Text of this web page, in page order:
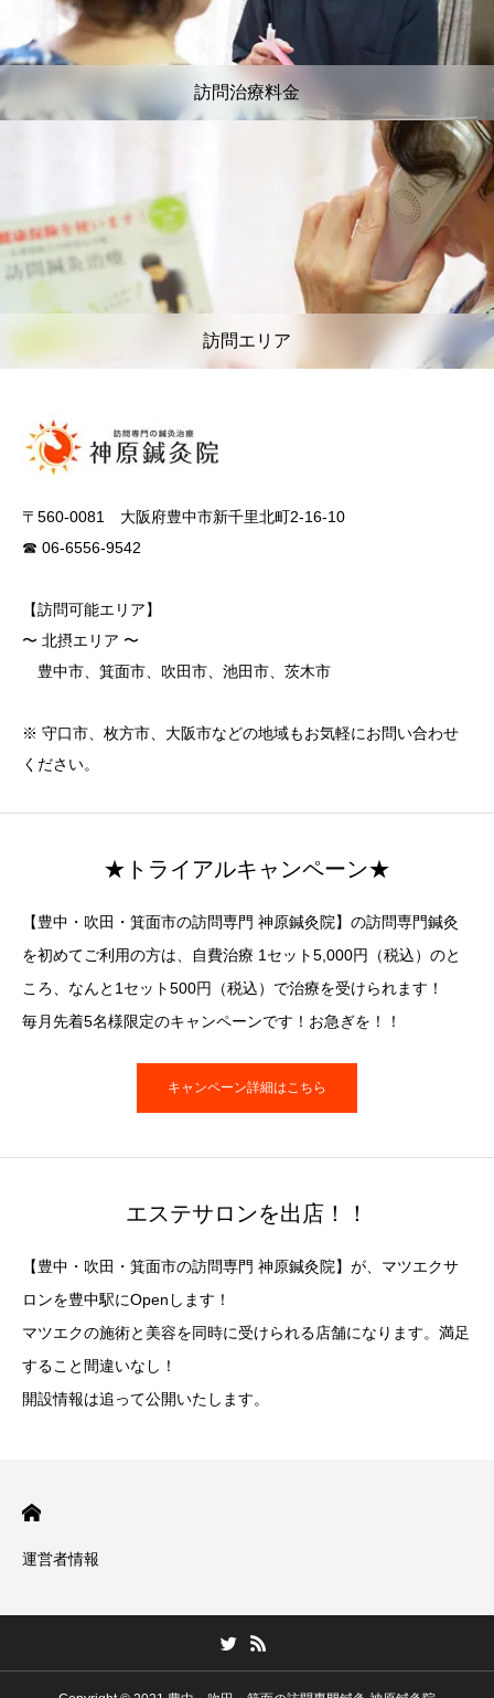
訪問治療料金
訪問エリア
〒560-0081 大阪府豊中市新千里北町2-16-10
☎ 06-6556-9542
【訪問可能エリア】
〜 北摂エリア 〜
豊中市、箕面市、吹田市、池田市、茨木市
※ 守口市、枚方市、大阪市などの地域もお気軽にお問い合わせ
ください。
★トライアルキャンペーン★
【豊中・吹田・箕面市の訪問専門 神原鍼灸院】の訪問専門鍼灸
を初めてご利用の方は、自費治療 1セット5,000円（税込）のと
ころ、なんと1セット500円（税込）で治療を受けられます！
毎月先着5名様限定のキャンペーンです！お急ぎを！！
キャンペーン詳細はこちら
エステサロンを出店！！
【豊中・吹田・箕面市の訪問専門 神原鍼灸院】が、マツエクサ
ロンを豊中駅にOpenします！
マツエクの施術と美容を同時に受けられる店舗になります。満足
すること間違いなし！
開設情報は追って公開いたします。
運営者情報